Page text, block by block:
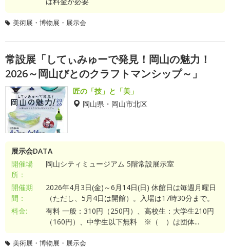
美術展・博物展・展示会
常設展「してぃみゅーで発見！岡山の魅力！
2026～岡山びとのクラフトマンシップ～」
匠の「技」と「美」
岡山県・岡山市北区
展示会DATA
開催場
所：
岡山シティミュージアム 5階常設展示室
開催期
間：
2026年4月3日(金)～6月14日(日) 休館日は毎週月曜日
（ただし、5月4日は開館）。入場は17時30分まで。
料金:
有料 一般：310円（250円）、高校生：大学生210円
（160円）、中学生以下無料 ※（ ）は団体...
美術展・博物展・展示会